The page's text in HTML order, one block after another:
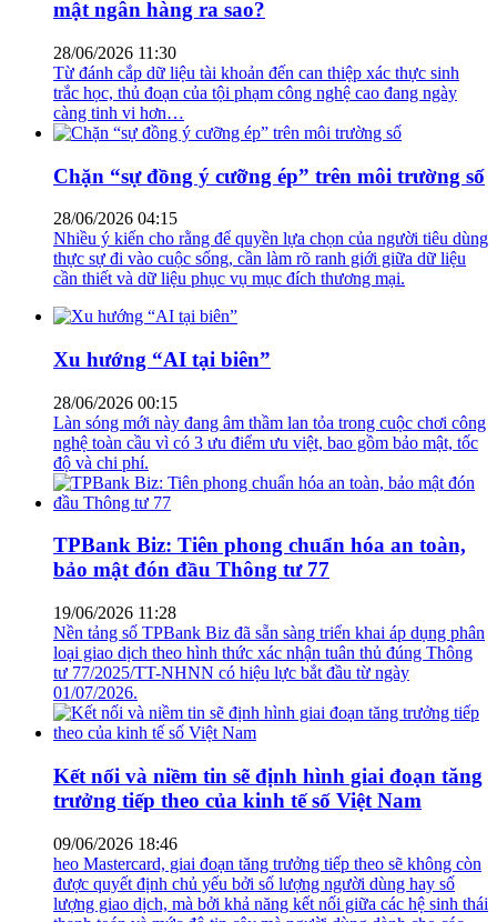
mật ngân hàng ra sao?
28/06/2026 11:30
Từ đánh cắp dữ liệu tài khoản đến can thiệp xác thực sinh
trắc học, thủ đoạn của tội phạm công nghệ cao đang ngày
càng tinh vi hơn…
Chặn “sự đồng ý cưỡng ép” trên môi trường số
28/06/2026 04:15
Nhiều ý kiến cho rằng để quyền lựa chọn của người tiêu dùng
thực sự đi vào cuộc sống, cần làm rõ ranh giới giữa dữ liệu
cần thiết và dữ liệu phục vụ mục đích thương mại.
Xu hướng “AI tại biên”
28/06/2026 00:15
Làn sóng mới này đang âm thầm lan tỏa trong cuộc chơi công
nghệ toàn cầu vì có 3 ưu điểm ưu việt, bao gồm bảo mật, tốc
độ và chi phí.
TPBank Biz: Tiên phong chuẩn hóa an toàn,
bảo mật đón đầu Thông tư 77
19/06/2026 11:28
Nền tảng số TPBank Biz đã sẵn sàng triển khai áp dụng phân
loại giao dịch theo hình thức xác nhận tuân thủ đúng Thông
tư 77/2025/TT-NHNN có hiệu lực bắt đầu từ ngày
01/07/2026.
Kết nối và niềm tin sẽ định hình giai đoạn tăng
trưởng tiếp theo của kinh tế số Việt Nam
09/06/2026 18:46
heo Mastercard, giai đoạn tăng trưởng tiếp theo sẽ không còn
được quyết định chủ yếu bởi số lượng người dùng hay số
lượng giao dịch, mà bởi khả năng kết nối giữa các hệ sinh thái